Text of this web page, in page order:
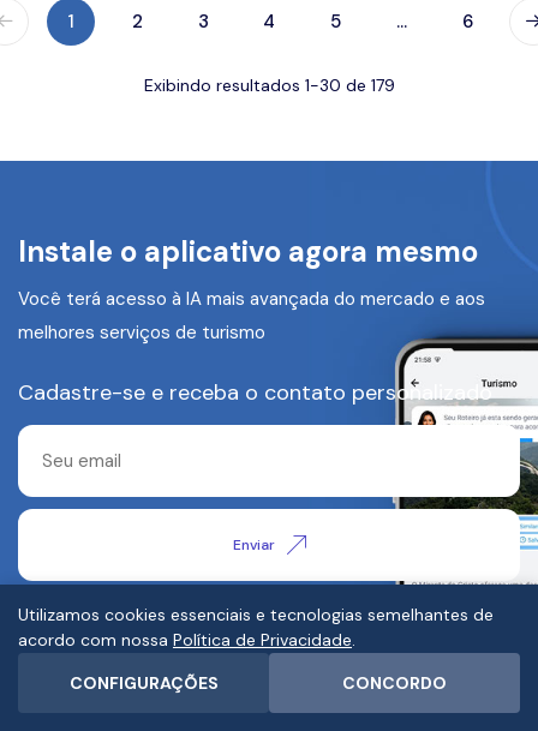
(12) 3892-2620
1 2 3 4 5 ... 6
Exibindo resultados 1-30 de 179
Instale o aplicativo agora mesmo
Você terá acesso à IA mais avançada do mercado e aos
melhores serviços de turismo
Cadastre-se e receba o contato personalizado
Enviar
Utilizamos cookies essenciais e tecnologias semelhantes de
acordo com nossa Política de Privacidade.
CONFIGURAÇÕES
CONCORDO